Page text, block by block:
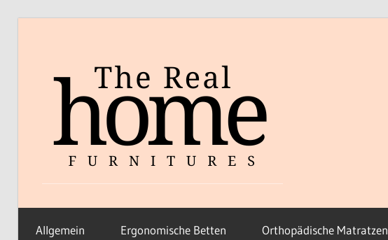
Allgemein Ergonomische Betten Orthopädische Matratzen